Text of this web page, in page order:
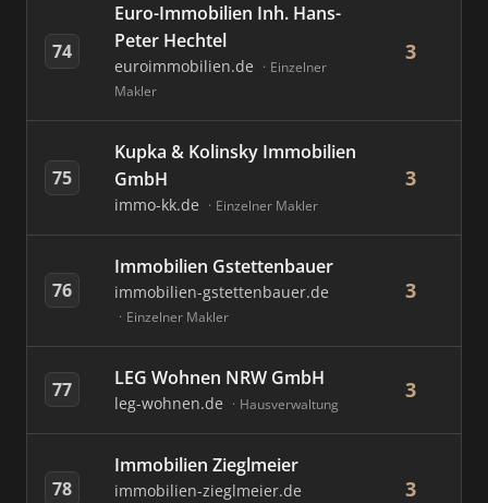
74
Euro-Immobilien Inh. Hans-
Peter Hechtel
euroimmobilien.de
Einzelner
Makler
3
75
Kupka & Kolinsky Immobilien
GmbH
immo-kk.de Einzelner Makler
3
76
Immobilien Gstettenbauer
immobilien-gstettenbauer.de
Einzelner Makler
3
77 LEG Wohnen NRW GmbH
leg-wohnen.de Hausverwaltung
3
78
Immobilien Zieglmeier
immobilien-zieglmeier.de 3